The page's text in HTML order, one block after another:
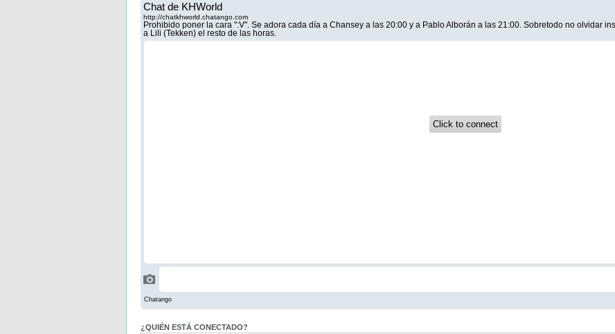
¿QUIÉN ESTÁ CONECTADO?